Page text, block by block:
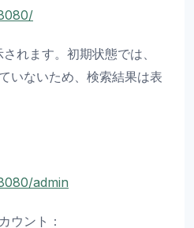
れます。初期状態では、
いないため、検索結果は表
admin
ウント：